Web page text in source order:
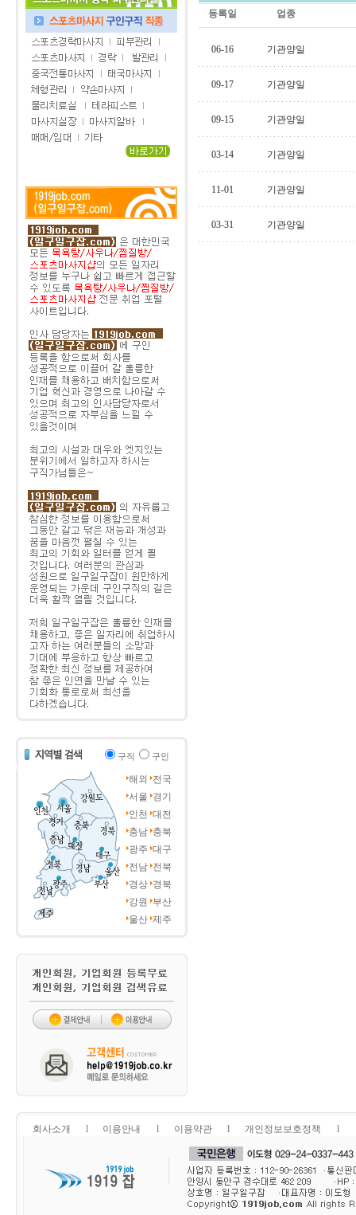
구직 구인
해외
전국
서울 경기
인천 대전
충남 충북
광주 대구
전남 전북
경상 경북
강원
부산
울산 제주
등록일 업종
06-16 기관양일
09-17 기관양일
09-15 기관양일
03-14 기관양일
11-01 기관양일
03-31 기관양일
회사소개 l 이용안내 l 이용약관 l 개인정보보호정책 l